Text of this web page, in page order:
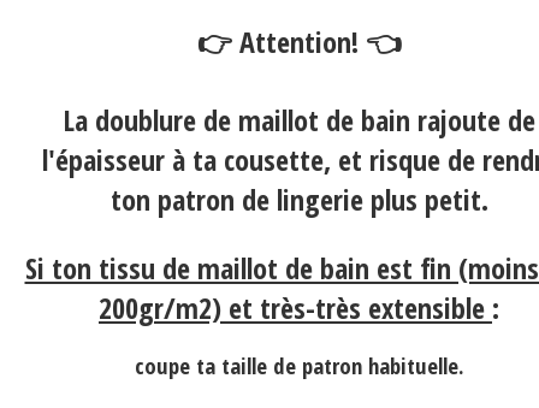
👉 Attention! 👈
La doublure de maillot de bain rajoute de
l'épaisseur à ta cousette, et risque de
ton patron de lingerie plus petit.
Si ton tissu de maillot de bain est fin
200gr/m2) et très-très extensible :
coupe ta taille de patron habituelle.